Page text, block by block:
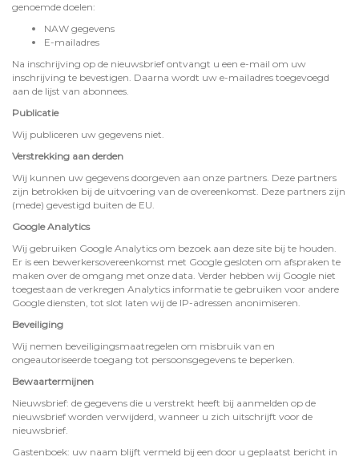
genoemde doelen:
NAW gegevens
E-mailadres
Na inschrijving op de nieuwsbrief ontvangt u een e-mail om uw
inschrijving te bevestigen. Daarna wordt uw e-mailadres toegevoegd
aan de lijst van abonnees.
Publicatie
Wij publiceren uw gegevens niet.
Verstrekking aan derden
Wij kunnen uw gegevens doorgeven aan onze partners. Deze partners
zijn betrokken bij de uitvoering van de overeenkomst. Deze partners zijn
(mede) gevestigd buiten de EU.
Google Analytics
Wij gebruiken Google Analytics om bezoek aan deze site bij te houden.
Er is een bewerkersovereenkomst met Google gesloten om afspraken te
maken over de omgang met onze data. Verder hebben wij Google niet
toegestaan de verkregen Analytics informatie te gebruiken voor andere
Google diensten, tot slot laten wij de IP-adressen anonimiseren.
Beveiliging
Wij nemen beveiligingsmaatregelen om misbruik van en
ongeautoriseerde toegang tot persoonsgegevens te beperken.
Bewaartermijnen
Nieuwsbrief: de gegevens die u verstrekt heeft bij aanmelden op de
nieuwsbrief worden verwijderd, wanneer u zich uitschrijft voor de
nieuwsbrief.
Gastenboek: uw naam blijft vermeld bij een door u geplaatst bericht in